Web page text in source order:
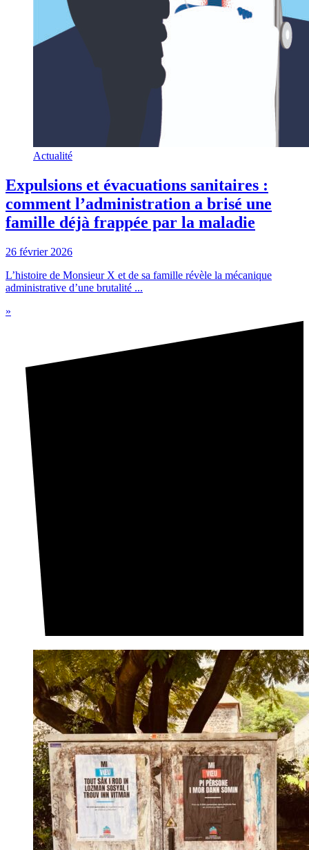
Actualité
Expulsions et évacuations sanitaires :
comment l’administration a brisé une
famille déjà frappée par la maladie
26 février 2026
L’histoire de Monsieur X et de sa famille révèle la mécanique
administrative d’une brutalité ...
»